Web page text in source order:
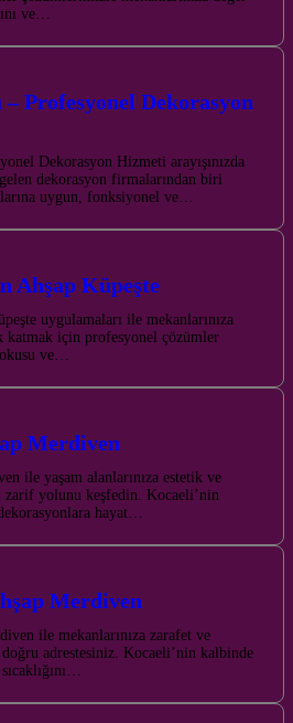
ve…
Profesyonel Dekorasyon
Dekorasyon Hizmeti arayışınızda
dekorasyon firmalarından biri
uygun, fonksiyonel ve…
Ahşap Küpeşte
uygulamaları ile mekanlarınıza
katmak için profesyonel çözümler
ve…
Merdiven
ile yaşam alanlarınıza estetik ve
zarif yolunu keşfedin. Kocaeli’nin
hayat…
Merdiven
ile mekanlarınıza zarafet ve
adrestesiniz. Kocaeli’nin kalbinde